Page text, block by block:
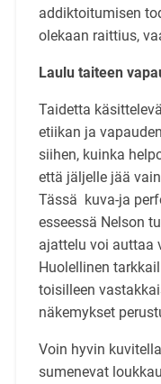
addiktoitumisen
olekaan raittius,
Laulu taiteen
Taidetta
etiikan ja
siihen, kuinka
että jäljelle jää
Tässä kuva-ja
esseessä Nelson
ajattelu voi auttaa
Huolellinen
toisilleen
näkemykset
Voin hyvin
sumenevat